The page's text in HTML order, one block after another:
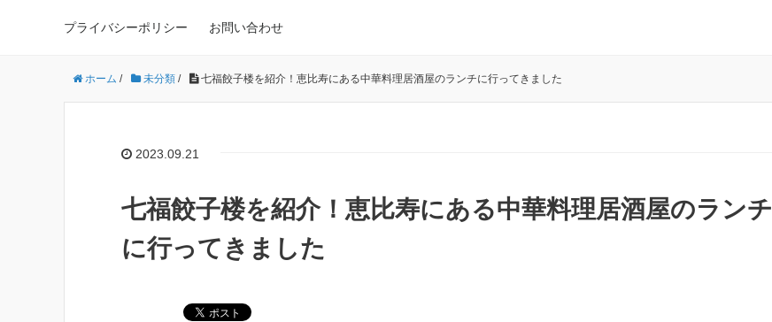
プライバシーポリシー お問い合わせ
ホーム / 未分類 / 七福餃子楼を紹介！恵比寿にある中華料理居酒屋のランチに行ってきました
2023.09.21
七福餃子楼を紹介！恵比寿にある中華料理居酒屋のランチ
に行ってきました